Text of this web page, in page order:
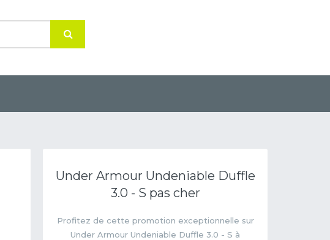
Under Armour Undeniable Duffle
3.0 - S pas cher
Profitez de cette promotion exceptionnelle sur
Under Armour Undeniable Duffle 3.0 - S à